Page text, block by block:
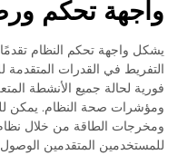
واجهة تحكم
يشكل واجهة تحكم النظام
التفريط في القدرات المتقدمة
فورية لحالة جميع الأنشطة
ومؤشرات صحة النظام. يمكن
ومخرجات الطاقة من خلال
للمستخدمين المتقدمين